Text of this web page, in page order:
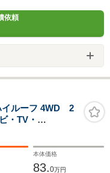
依頼
イルーフ 4WD 2
・TV・
ーション・Wパ
コ前後・リアヒ
本体価格
83.0万円